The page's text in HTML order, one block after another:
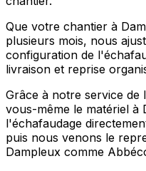
Que votre chantier à
plusieurs mois, nous
configuration de
livraison et reprise
Grâce à notre service
vous-même le matériel à
l'échafaudage
puis nous venons le
Dampleux comme